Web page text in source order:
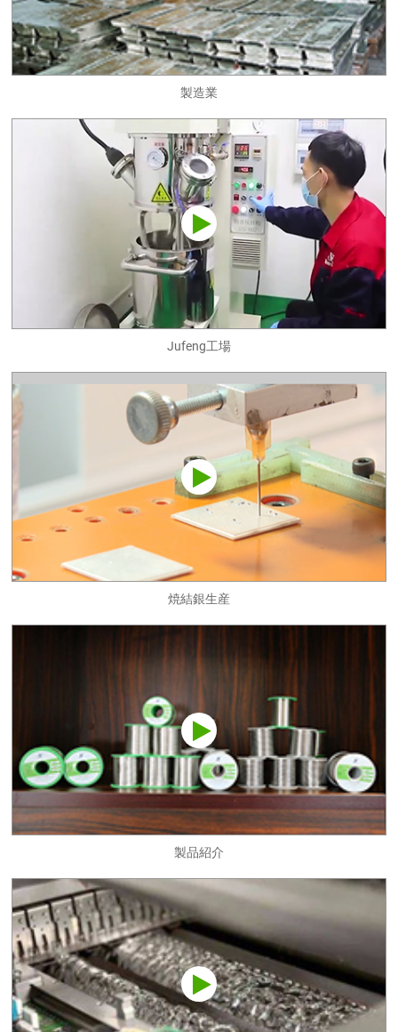
製造業
Jufeng工場
焼結銀生産
製品紹介